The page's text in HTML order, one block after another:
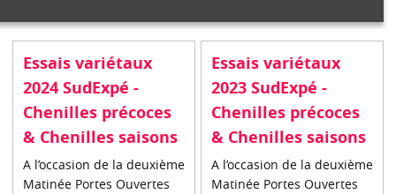
Essais variétaux
2024 SudExpé -
Chenilles précoces
& Chenilles saisons
A l’occasion de la deuxième
Matinée Portes Ouvertes
Essais variétaux
2023 SudExpé -
Chenilles précoces
& Chenilles saisons
A l’occasion de la deuxième
Matinée Portes Ouvertes